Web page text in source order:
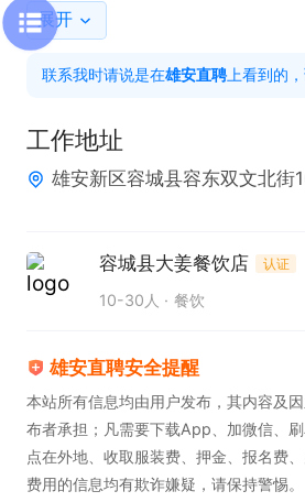
5. 协助餐厅其他相关工作，如整
等。
1. 具备餐饮店相关工作经验。
2. 工作认真负责，注重细节，能
状态。
展开
联系我时请说是在雄安直聘 上看到的
工作地址
雄安新区容城县容东双文北街
容城县大姜餐饮店 认证
10-30人 餐饮
雄安直聘安全提醒
本站所有信息均由用户发布，其内容及
布者承担；凡需要下载App、加微信、
点在外地、收取服装费、押金、报名费
费用的信息均有欺诈嫌疑，请保持警惕。